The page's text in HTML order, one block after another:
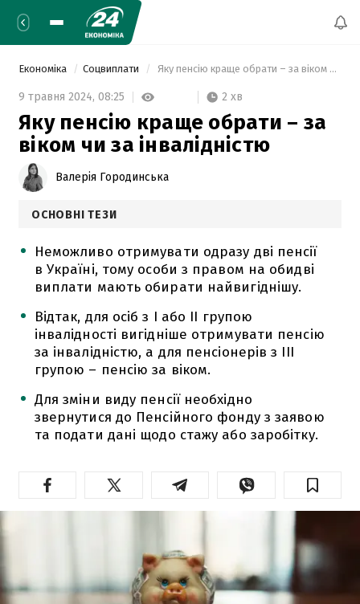
Економіка Соцвиплати Яку пенсію краще обрати – за віком чи за інвалідністю
9 травня 2024, 08:25 2 хв
Яку пенсію краще обрати – за
віком чи за інвалідністю
Валерія Городинська
ОСНОВНІ ТЕЗИ
Неможливо отримувати одразу дві пенсії
в Україні, тому особи з правом на обидві
виплати мають обирати найвигіднішу.
Відтак, для осіб з І або ІІ групою
інвалідності вигідніше отримувати пенсію
за інвалідністю, а для пенсіонерів з ІІІ
групою – пенсію за віком.
Для зміни виду пенсії необхідно
звернутися до Пенсійного фонду з заявою
та подати дані щодо стажу або заробітку.